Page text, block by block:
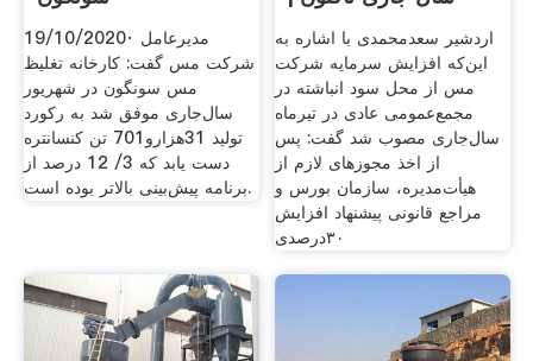
19/10/2020· مدیرعامل
شرکت مس گفت: کارخانه تغلیظ
مس سونگون در شهریور
سال‌جاری موفق شد به رکورد
تولید 31هزارو701 تن کنسانتره
دست یابد که 3/ 12 درصد از
برنامه پیش‌بینی بالاتر بوده است.
صدای پول
اردشیر سعدمحمدی با اشاره به
این‌که افزایش سرمایه شرکت
مس از محل سود انباشته در
مجمع‌عمومی عادی در تیرماه
سال‌جاری مصوب شد گفت: پس
از اخذ مجوزهای لازم از
هیأت‌مدیره، سازمان بورس و
مراجع قانونی پیشنهاد افزایش
۳۰درصدی